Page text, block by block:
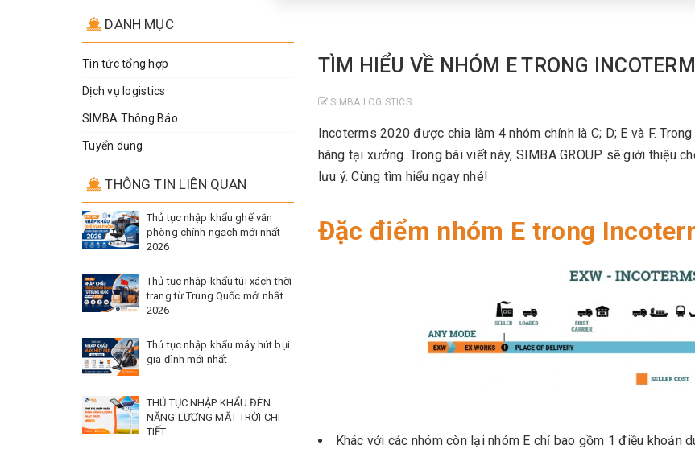
TÌM HIỂU VỀ NHÓM E TRONG
SIMBA LOGISTICS
Incoterms 2020 được chia làm 4 nhóm chính là C; D; E và F.
hàng tại xưởng. Trong bài viết này, SIMBA GROUP sẽ giới thiệu
lưu ý. Cùng tìm hiểu ngay nhé!
Đặc điểm nhóm E trong
Khác với các nhóm còn lại nhóm E chỉ bao gồm 1 điều khoản
DANH MỤC
Tin tức tổng hợp
Dịch vụ logistics
SIMBA Thông Báo
Tuyển dụng
THÔNG TIN LIÊN QUAN
Thủ tục nhập khẩu ghế văn
phòng chính ngạch mới nhất
2026
Thủ tục nhập khẩu túi xách thời
trang từ Trung Quốc mới nhất
2026
Thủ tục nhập khẩu máy hút bụi
gia đình mới nhất
THỦ TỤC NHẬP KHẨU ĐÈN
NĂNG LƯỢNG MẶT TRỜI CHI
TIẾT